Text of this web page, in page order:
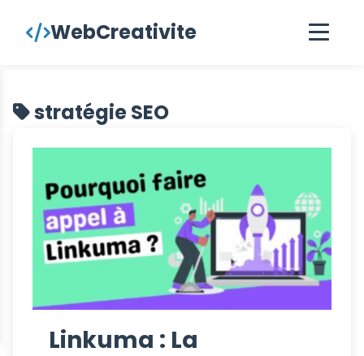
principalWebCreativite
stratégie SEO
Linkuma : La